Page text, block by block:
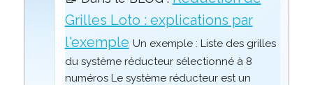
Grilles Loto : explications par
l'exemple Un exemple : Liste des grilles
du système réducteur sélectionné à 8
numéros Le système réducteur est un